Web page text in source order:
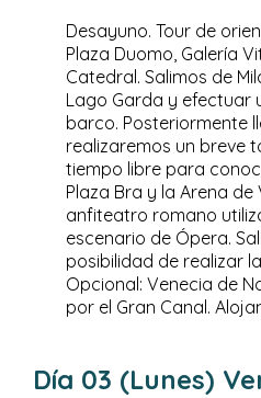
Desayuno. Tour de
Plaza Duomo, Galería
Catedral. Salimos de
Lago Garda y efectuar
barco. Posteriormente
realizaremos un breve
tiempo libre para
Plaza Bra y la Arena
anfiteatro romano
escenario de Ópera.
posibilidad de realizar
Opcional: Venecia de
por el Gran Canal.
Día 03 (Lunes)